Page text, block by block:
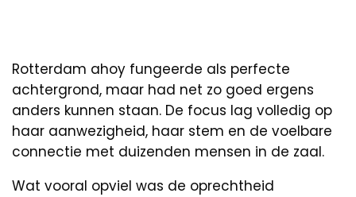
Rotterdam ahoy fungeerde als perfecte
achtergrond, maar had net zo goed ergens
anders kunnen staan. De focus lag volledig op
haar aanwezigheid, haar stem en de voelbare
connectie met duizenden mensen in de zaal.
Wat vooral opviel was de oprechtheid